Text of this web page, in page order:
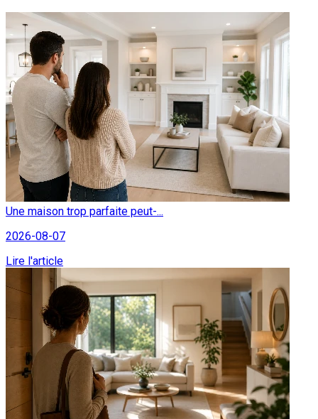
Une maison trop parfaite peut-...
2026-08-07
Lire l'article